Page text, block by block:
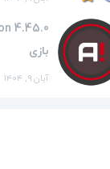
بازی
آبان ۹, ۱۴۰۴